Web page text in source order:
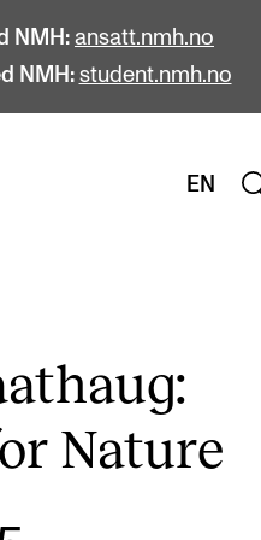
NMH: ansatt.nmh.no
NMH: student.nmh.no
EN
Nature